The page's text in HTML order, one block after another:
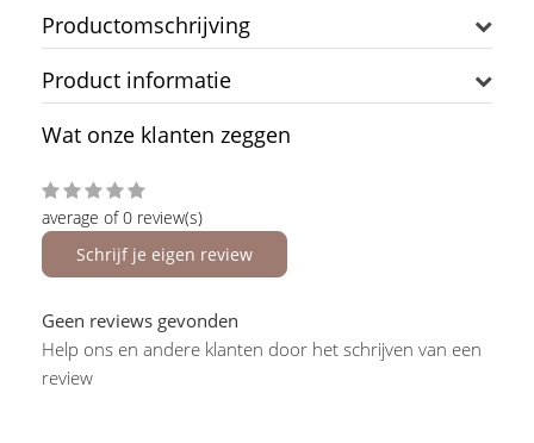
Productomschrijving
Product informatie
Wat onze klanten zeggen
average of 0 review(s)
Schrijf je eigen review
Geen reviews gevonden
Help ons en andere klanten door het schrijven van een
review